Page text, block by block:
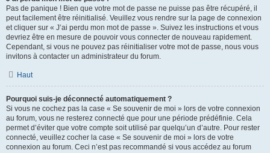
Pas de panique ! Bien que votre mot de passe ne puisse pas être récupéré, il
peut facilement être réinitialisé. Veuillez vous rendre sur la page de connexion
et cliquer sur « J’ai perdu mon mot de passe ». Suivez les instructions et vous
devriez être en mesure de pouvoir vous connecter de nouveau rapidement.
Cependant, si vous ne pouvez pas réinitialiser votre mot de passe, nous vous
invitons à contacter un administrateur du forum.
Haut
Pourquoi suis-je déconnecté automatiquement ?
Si vous ne cochez pas la case « Se souvenir de moi » lors de votre connexion
au forum, vous ne resterez connecté que pour une période prédéfinie. Cela
permet d’éviter que votre compte soit utilisé par quelqu’un d’autre. Pour rester
connecté, veuillez cocher la case « Se souvenir de moi » lors de votre
connexion au forum. Ceci n’est pas recommandé si vous accédez au forum